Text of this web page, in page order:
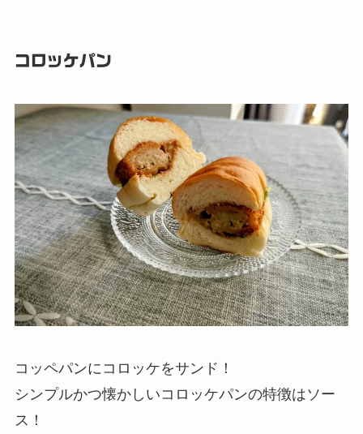
コロッケパン
コッペパンにコロッケをサンド！
シンプルかつ懐かしいコロッケパンの特徴はソー
ス！